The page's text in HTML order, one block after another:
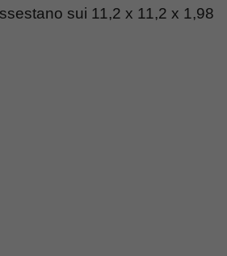
sui 11,2 x 11,2 x 1,98